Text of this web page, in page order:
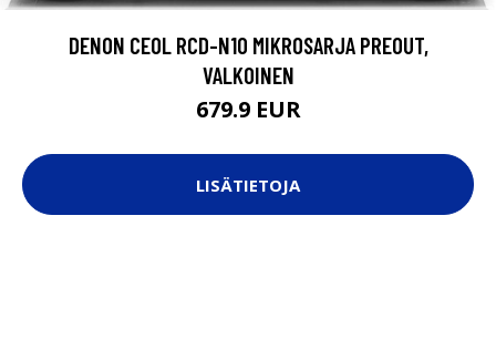
DENON CEOL RCD-N10 MIKROSARJA PREOUT,
VALKOINEN
679.9 EUR
LISÄTIETOJA